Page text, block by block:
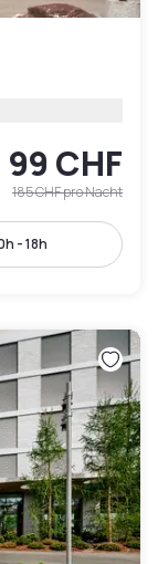
99 CHF
185 CHFpro Nacht
- 18h